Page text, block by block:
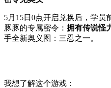
5月15日0点开启兑换后，学员
豚豚的专属密令： 拥有传说怪
手全新奥义图：三忍之一。
我想了解这个游戏：